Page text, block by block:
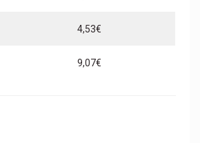
4,53€
9,07€